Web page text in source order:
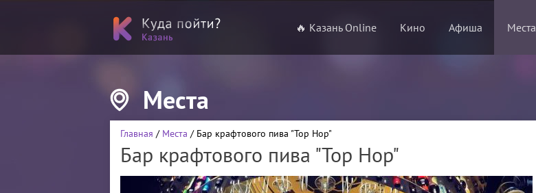
🔥 Казань Online Кино Афиша Места
Места
Главная / Места / Бар крафтового пива "Top Hop"
Бар крафтового пива "Top Hop"